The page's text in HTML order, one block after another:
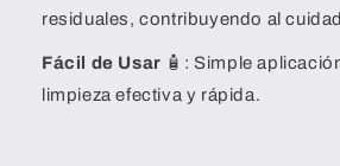
residuales, contribuyendo al
Fácil de Usar 🧴: Simple
limpieza efectiva y rápida.